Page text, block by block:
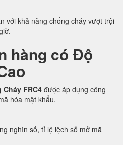
với khả năng chống cháy vượt trội
hàng có Độ
FRC4 được áp dụng công
hóa mật khẩu.
nghìn số, tỉ lệ lệch số mở mã